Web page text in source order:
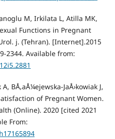
M, Irkilata L, Atilla MK,
Functions in Pregnant
j. (Tehran). [Internet].2015
2344. Available from:
BÅ‚aÅ¼ejewska-JaÅ›kowiak J,
of Pregnant Women.
(Online). 2020 [cited 2021
From: